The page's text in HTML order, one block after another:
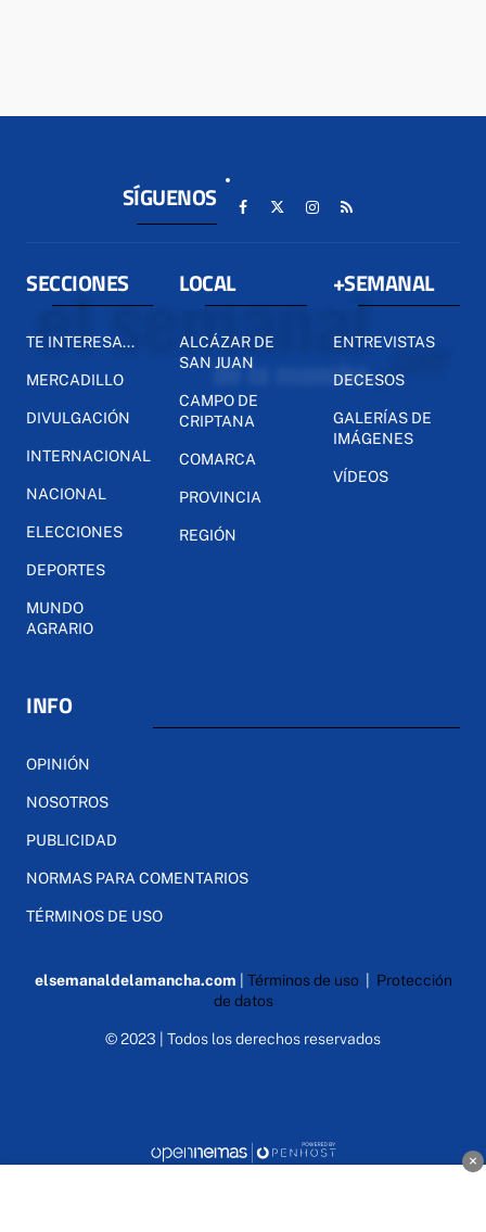
SÍGUENOS
SECCIONES
TE INTERESA...
MERCADILLO
DIVULGACIÓN
INTERNACIONAL
NACIONAL
ELECCIONES
DEPORTES
MUNDO
AGRARIO
LOCAL
ALCÁZAR DE
SAN JUAN
CAMPO DE
CRIPTANA
COMARCA
PROVINCIA
REGIÓN
+SEMANAL
ENTREVISTAS
DECESOS
GALERÍAS DE
IMÁGENES
VÍDEOS
INFO
OPINIÓN
NOSOTROS
PUBLICIDAD
NORMAS PARA COMENTARIOS
TÉRMINOS DE USO
elsemanaldelamancha.com Términos de uso| Protección
de datos
© 2023 | Todos los derechos reservados
×